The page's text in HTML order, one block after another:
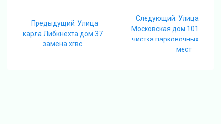
по
записям
Предыдущий: Предыдущая
запись:
Улица
карла Либкнехта дом 37
замена хгвс
Следующий: Следующая
запись:
Улица
Московская дом 101
чистка парковочных
мест